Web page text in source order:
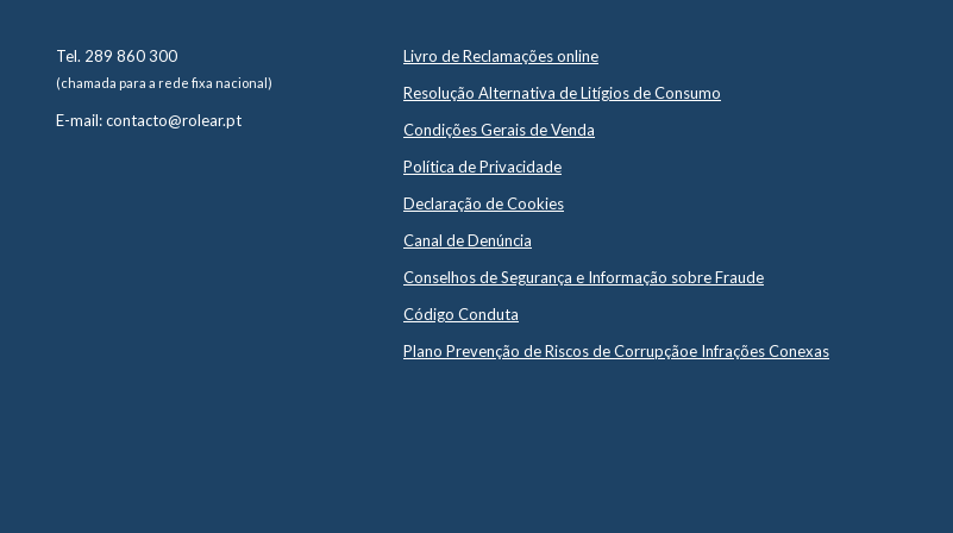
Tel. 289 860 300
(chamada para a rede fixa nacional)
E-mail: contacto@rolear.pt
Livro de Reclamações online
Resolução Alternativa de Litígios de Consumo
Condições Gerais de Venda
Política de Privacidade
Declaração de Cookies
Canal de Denúncia
Conselhos de Segurança e Informação sobre Fraude
Código Conduta
Plano Prevenção de Riscos de Corrupçãoe Infrações Conexas